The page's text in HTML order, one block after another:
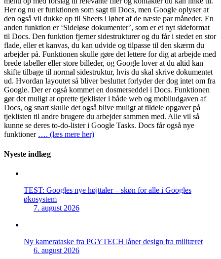
Her og nu er funktionen som sagt til Docs, men Google oplyser at
den også vil dukke op til Sheets i løbet af de næste par måneder. En
anden funktion er ‘Sideløse dokumenter’, som er et nyt sideformat
til Docs. Den funktion fjerner sidestrukturer og du får i stedet en stor
flade, eller et kanvas, du kan udvide og tilpasse til den skærm du
arbejder på. Funktionen skulle gøre det lettere for dig at arbejde med
brede tabeller eller store billeder, og Google lover at du altid kan
skifte tilbage til normal sidestruktur, hvis du skal skrive dokumentet
ud. Hvordan layoutet så bliver besluttet forlyder der dog intet om fra
Google. Der er også kommet en dosmerseddel i Docs. Funktionen
gør det muligt at oprette tjeklister i både web og mobiludgaven af
Docs, og snart skulle det også blive muligt at tildele opgaver på
tjeklisten til andre brugere du arbejder sammen med. Alle vil så
kunne se deres to-do-lister i Google Tasks. Docs får også nye
funktioner …. (læs mere her)
Nyeste indlæg
TEST: Googles nye højttaler – skøn for alle i Googles
økosystem
7. august 2026
Ny kamerataske fra PGYTECH låner design fra militæret
6. august 2026